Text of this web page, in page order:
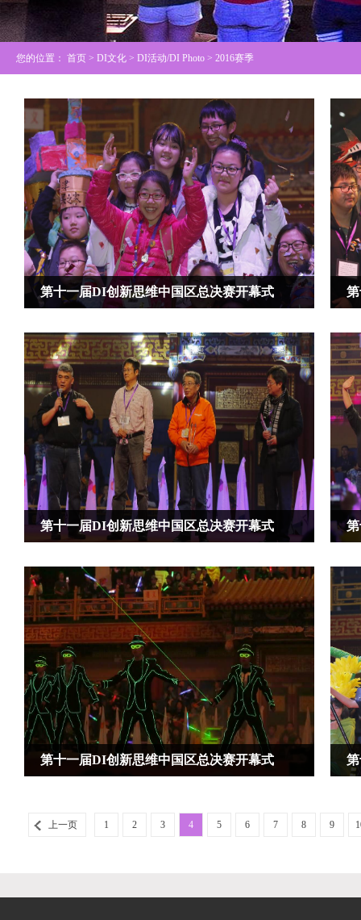
您的位置： 首页 > DI文化 > DI活动/DI Photo > 2016赛季
第十一届DI创新思维中国区总决赛开幕式
第十一届DI创新思维中国区总决赛开幕式
第十一届DI创新思维中国区总决赛开幕式
上一页 1 2 3 4 5 6 7 8 9